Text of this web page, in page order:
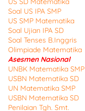
Soal US IPA SMP
US SMP Matematika
Soal Ujian IPA SD
Soal Tenses B.Inggris
Olimpiade Matematika
Asesmen Nasional
UNBK Matematika SMP
USBN Matematika SD
UN Matematika SMP
USBN Matematika SD
Penilaian Tgh. Smt.